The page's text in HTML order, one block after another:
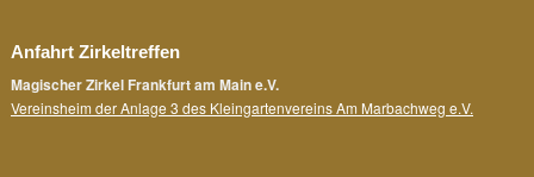
Anfahrt Zirkeltreffen
Magischer Zirkel Frankfurt am Main e.V.
Vereinsheim der Anlage 3 des Kleingartenvereins Am Marbachweg e.V.